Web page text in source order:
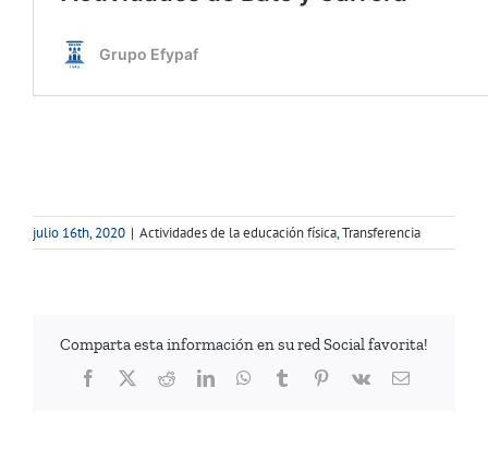
julio 16th, 2020 | Actividades de la educación física,Transferencia
Comparta esta información en su red Social favorita!
Facebook
TwitterRedditLinkedInWhatsApp
TumblrPinterest
Vk
Correo